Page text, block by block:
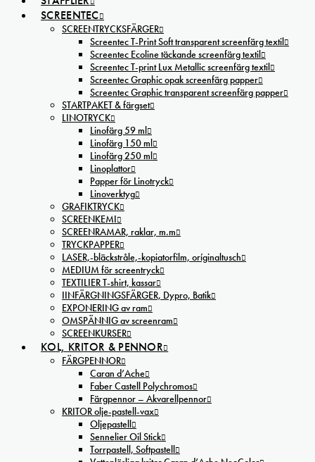
SCREENTEC
SCREENTRYCKSFÄRGER
Screentec T-Print Soft transparent screenfärg textil
Screentec Ecoline täckande screenfärg textil
Screentec T-print Lux Metallic screenfärg textil
Screentec Graphic opak screenfärg papper
Screentec Graphic transparent screenfärg papper
STARTPAKET & färgset
LINOTRYCK
Linofärg 59 ml
Linofärg 150 ml
Linofärg 250 ml
Linoplattor
Papper för Linotryck
Linoverktyg
GRAFIKTRYCK
SCREENKEMI
SCREENRAMAR, raklar, m.m
TRYCKPAPPER
LASER,-bläckstråle,-kopiatorfilm, oríginaltusch
MEDIUM för screentryck
TEXTILIER T-shirt, kassar
IINFÄRGNINGSFÄRGER, Dypro, Batik
EXPONERING av ram
OMSPÄNNIG av screenram
SCREENKURSER
KOL, KRITOR & PENNOR
FÄRGPENNOR
Caran d’Ache
Faber Castell Polychromos
Färgpennor – Akvarellpennor
KRITOR olje-pastell-vax
Oljepastell
Sennelier Oil Stick
Torrpastell, Softpastell